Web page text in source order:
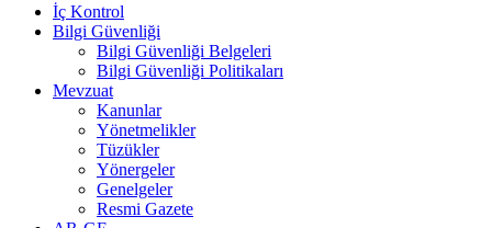
İç Kontrol
Bilgi Güvenliği
Bilgi Güvenliği Belgeleri
Bilgi Güvenliği Politikaları
Mevzuat
Kanunlar
Yönetmelikler
Tüzükler
Yönergeler
Genelgeler
Resmi Gazete